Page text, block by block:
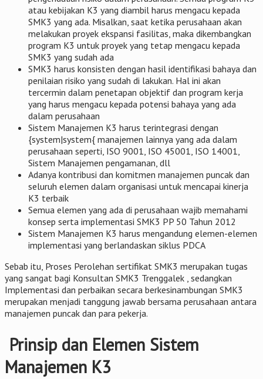
atau kebijakan K3 yang diambil harus mengacu kepada
SMK3 yang ada. Misalkan, saat ketika perusahaan akan
melakukan proyek ekspansi fasilitas, maka dikembangkan
program K3 untuk proyek yang tetap mengacu kepada
SMK3 yang sudah ada
SMK3 harus konsisten dengan hasil identifikasi bahaya dan
penilaian risiko yang sudah di lakukan. Hal ini akan
tercermin dalam penetapan objektif dan program kerja
yang harus mengacu kepada potensi bahaya yang ada
dalam perusahaan
Sistem Manajemen K3 harus terintegrasi dengan
{system|system{ manajemen lainnya yang ada dalam
perusahaan seperti, ISO 9001, ISO 45001, ISO 14001,
Sistem Manajemen pengamanan, dll
Adanya kontribusi dan komitmen manajemen puncak dan
seluruh elemen dalam organisasi untuk mencapai kinerja
K3 terbaik
Semua elemen yang ada di perusahaan wajib memahami
konsep serta implementasi SMK3 PP 50 Tahun 2012
Sistem Manajemen K3 harus mengandung elemen-elemen
implementasi yang berlandaskan siklus PDCA
Sebab itu, Proses Perolehan sertifikat SMK3 merupakan tugas
yang sangat bagi Konsultan SMK3 Trenggalek , sedangkan
Implementasi dan perbaikan secara berkesinambungan SMK3
merupakan menjadi tanggung jawab bersama perusahaan antara
manajemen puncak dan para pekerja.
Prinsip dan Elemen Sistem
Manajemen K3